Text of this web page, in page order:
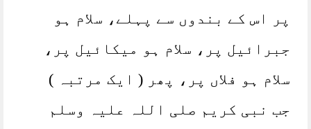
پر اس کے بندوں سے پہلے، سلام ہو
جبرائیل پر، سلام ہو میکائیل پر،
سلام ہو فلاں پر، پھر ( ایک مرتبہ )
جب نبی کریم صلی اللہ علیہ وسلم